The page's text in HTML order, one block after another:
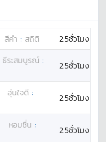
สีคำ : สถิติ
2.5ชั่วโมง
ธีระสมบูรณ์ :
2.5ชั่วโมง
อุ่นใจดี :
2.5ชั่วโมง
หอมชื่น :
2.5ชั่วโมง